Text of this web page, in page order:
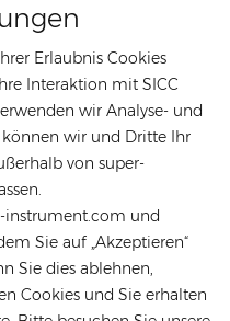
Erlaubnis Cookies
Interaktion mit SICC
wir Analyse- und
können wir und Dritte Ihr
von super-
instrument.com und
Sie auf „Akzeptieren“
Sie dies ablehnen,
Cookies und Sie erhalten